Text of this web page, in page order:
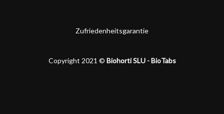
Zufriedenheitsgarantie
Copyright 2021 © Biohorti SLU - BioTabs